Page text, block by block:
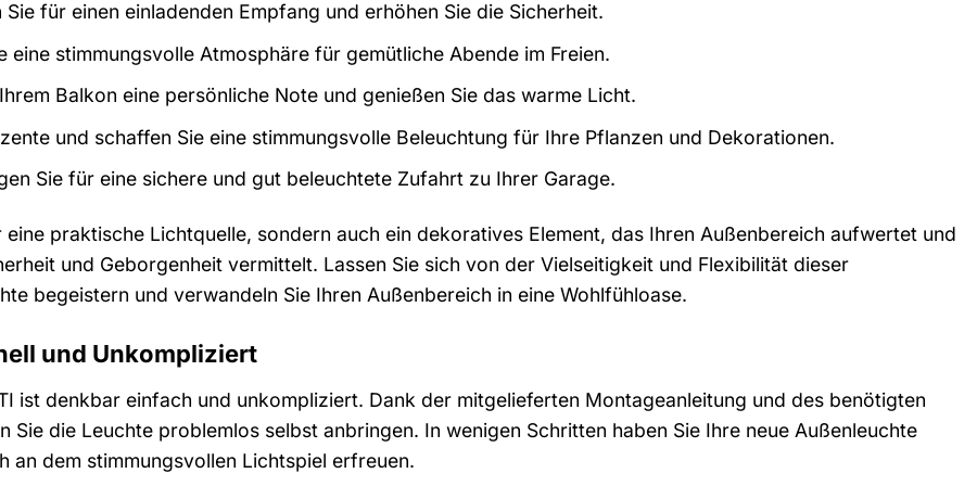
Sie für einen einladenden Empfang und erhöhen Sie die Sicherheit.
eine stimmungsvolle Atmosphäre für gemütliche Abende im Freien.
Balkon eine persönliche Note und genießen Sie das warme Licht.
und schaffen Sie eine stimmungsvolle Beleuchtung für Ihre Pflanzen und Dekorationen.
Sie für eine sichere und gut beleuchtete Zufahrt zu Ihrer Garage.
eine praktische Lichtquelle, sondern auch ein dekoratives Element, das Ihren Außenbereich aufwertet und
und Geborgenheit vermittelt. Lassen Sie sich von der Vielseitigkeit und Flexibilität dieser
begeistern und verwandeln Sie Ihren Außenbereich in eine Wohlfühloase.
und Unkompliziert
ist denkbar einfach und unkompliziert. Dank der mitgelieferten Montageanleitung und des benötigten
Sie die Leuchte problemlos selbst anbringen. In wenigen Schritten haben Sie Ihre neue Außenleuchte
an dem stimmungsvollen Lichtspiel erfreuen.